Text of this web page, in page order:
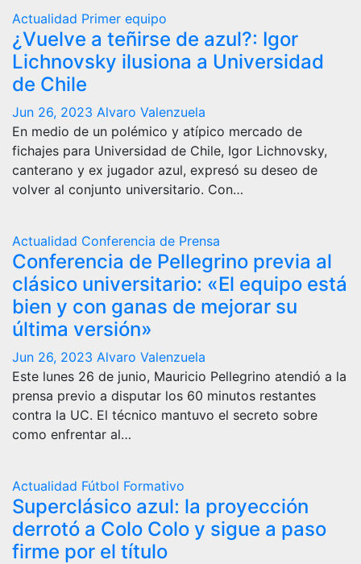
Actualidad Primer equipo
¿Vuelve a teñirse de azul?: Igor
Lichnovsky ilusiona a Universidad
de Chile
Jun 26, 2023 Alvaro Valenzuela
En medio de un polémico y atípico mercado de
fichajes para Universidad de Chile, Igor Lichnovsky,
canterano y ex jugador azul, expresó su deseo de
volver al conjunto universitario. Con…
Actualidad Conferencia de Prensa
Conferencia de Pellegrino previa al
clásico universitario: «El equipo está
bien y con ganas de mejorar su
última versión»
Jun 26, 2023 Alvaro Valenzuela
Este lunes 26 de junio, Mauricio Pellegrino atendió a la
prensa previo a disputar los 60 minutos restantes
contra la UC. El técnico mantuvo el secreto sobre
como enfrentar al…
Actualidad Fútbol Formativo
Superclásico azul: la proyección
derrotó a Colo Colo y sigue a paso
firme por el título